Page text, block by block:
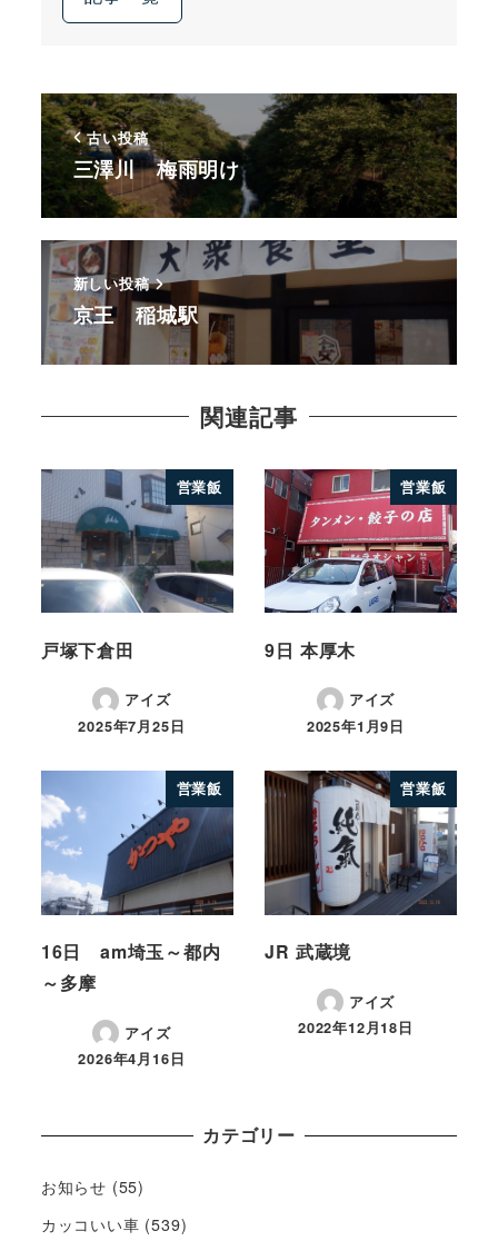
古い投稿
三澤川 梅雨明け
新しい投稿
京王 稲城駅
関連記事
営業飯
戸塚下倉田
アイズ
2025年7月25日
営業飯
9日 本厚木
アイズ
2025年1月9日
営業飯
16日 am埼玉～都内
～多摩
アイズ
2026年4月16日
営業飯
JR 武蔵境
アイズ
2022年12月18日
カテゴリー
お知らせ (55)
カッコいい車 (539)